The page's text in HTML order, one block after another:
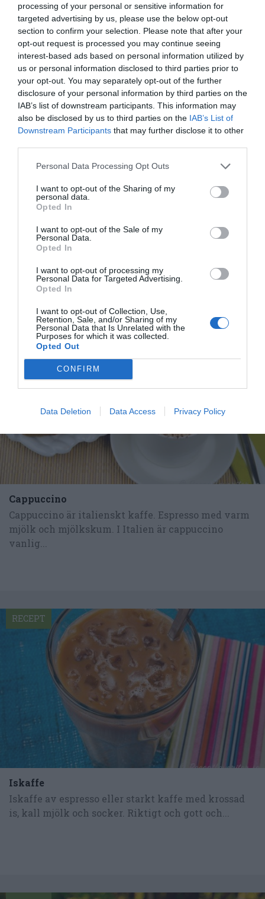
processing of your personal or sensitive information for
targeted advertising by us, please use the below opt-out
section to confirm your selection. Please note that after your
opt-out request is processed you may continue seeing
interest-based ads based on personal information utilized by
us or personal information disclosed to third parties prior to
your opt-out. You may separately opt-out of the further
disclosure of your personal information by third parties on the
IAB’s list of downstream participants. This information may
also be disclosed by us to third parties on the IAB’s List of
Downstream Participants that may further disclose it to other
Personal Data Processing Opt Outs
I want to opt-out of the Sharing of my
personal data.
Opted In
I want to opt-out of the Sale of my
Personal Data.
Opted In
I want to opt-out of processing my
Personal Data for Targeted Advertising.
Opted In
I want to opt-out of Collection, Use,
Retention, Sale, and/or Sharing of my
Personal Data that Is Unrelated with the
Purposes for which it was collected.
Opted Out
CONFIRM
Data Deletion Data Access Privacy Policy
Fixa din egen latte, cappuccino och espresso
En espresso är krämig och smakrik - perfekt efter
maten eller att göra latte, cappuccino och
Cappuccino
Cappuccino är italienskt kaffe. Espresso med varm
mjölk och mjölkskum. I Italien är cappuccino
vanlig...
RECEPT
Iskaffe
Iskaffe av espresso eller starkt kaffe med krossad
is, kall mjölk och socker. Riktigt och gott och...
RECEPT